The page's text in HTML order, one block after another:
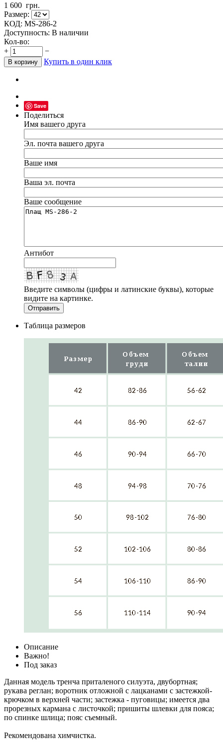
1 600 грн.
Размер:
КОД: МS-286-2
Доступность: В наличии
Кол-во:
+
−
В корзину Купить в один клик
Save
Поделиться
Имя вашего друга
Эл. почта вашего друга
Ваше имя
Ваша эл. почта
Ваше сообщение
Антибот
Введите символы (цифры и латинские буквы), которые
видите на картинке.
Отправить
Таблица размеров
Описание
Важно!
Под заказ
Данная модель тренча приталеного силуэта, двубортная;
рукава реглан; воротник отложной с лацканами с застежкой-
крючком в верхней части; застежка - пуговицы; имеется два
прорезных кармана с листочкой; пришиты шлевки для пояса;
по спинке шлица; пояс съемный.
Рекомендована химчистка.